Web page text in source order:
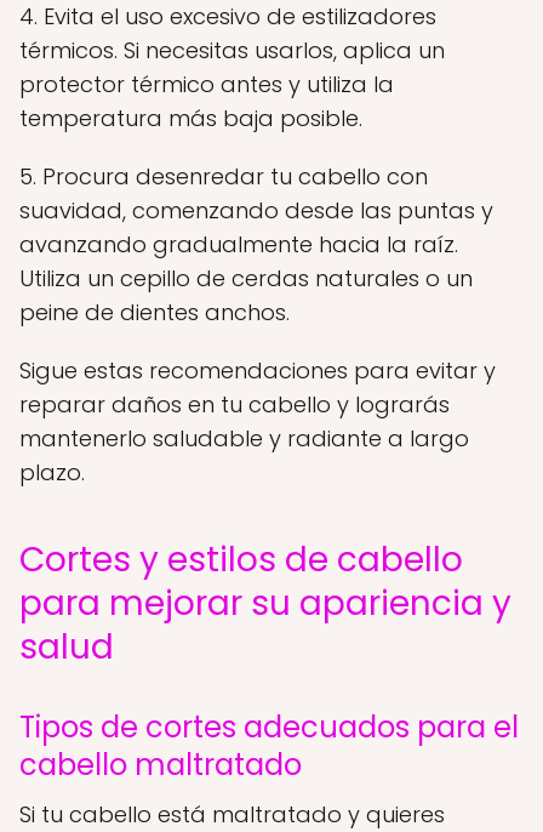
4. Evita el uso excesivo de estilizadores
térmicos. Si necesitas usarlos, aplica un
protector térmico antes y utiliza la
temperatura más baja posible.
5. Procura desenredar tu cabello con
suavidad, comenzando desde las puntas y
avanzando gradualmente hacia la raíz.
Utiliza un cepillo de cerdas naturales o un
peine de dientes anchos.
Sigue estas recomendaciones para evitar y
reparar daños en tu cabello y lograrás
mantenerlo saludable y radiante a largo
plazo.
Cortes y estilos de cabello
para mejorar su apariencia y
salud
Tipos de cortes adecuados para el
cabello maltratado
Si tu cabello está maltratado y quieres